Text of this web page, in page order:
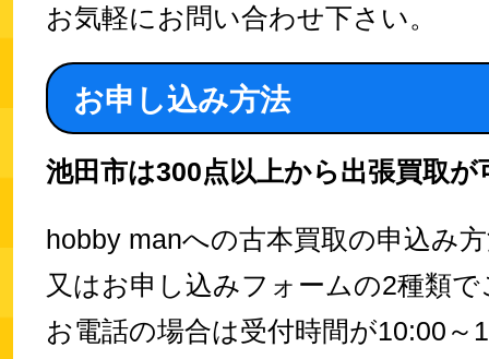
お気軽にお問い合わせ下さい。
お申し込み方法
池田市は300点以上から出張買取が
hobby manへの古本買取の申込み
又はお申し込みフォームの2種類
お電話の場合は受付時間が10:00～